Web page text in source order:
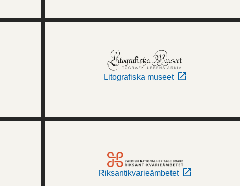
Litografiska museet
Riksantikvarieämbetet